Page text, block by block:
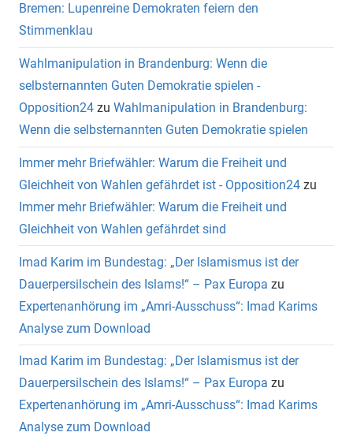
Bremen: Lupenreine Demokraten feiern den
Stimmenklau
Wahlmanipulation in Brandenburg: Wenn die
selbsternannten Guten Demokratie spielen -
Opposition24 zu Wahlmanipulation in Brandenburg:
Wenn die selbsternannten Guten Demokratie spielen
Immer mehr Briefwähler: Warum die Freiheit und
Gleichheit von Wahlen gefährdet ist - Opposition24 zu
Immer mehr Briefwähler: Warum die Freiheit und
Gleichheit von Wahlen gefährdet sind
Imad Karim im Bundestag: „Der Islamismus ist der
Dauerpersilschein des Islams!“ – Pax Europa zu
Expertenanhörung im „Amri-Ausschuss“: Imad Karims
Analyse zum Download
Imad Karim im Bundestag: „Der Islamismus ist der
Dauerpersilschein des Islams!“ – Pax Europa zu
Expertenanhörung im „Amri-Ausschuss“: Imad Karims
Analyse zum Download